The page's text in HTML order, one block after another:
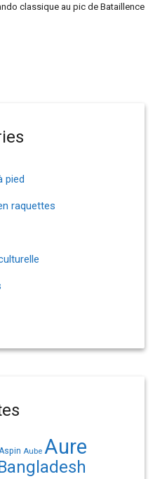
classique au pic de Bataillence
pied
raquettes
Aube Aure